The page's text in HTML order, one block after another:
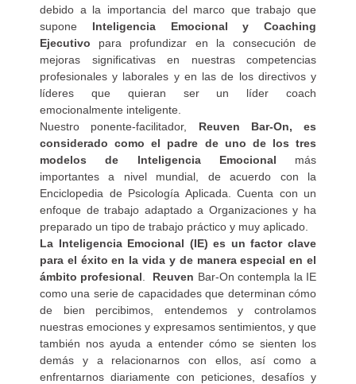
debido a la importancia del marco que trabajo que
supone Inteligencia Emocional y Coaching
Ejecutivo para profundizar en la consecución de
mejoras significativas en nuestras competencias
profesionales y laborales y en las de los directivos y
líderes que quieran ser un líder coach
emocionalmente inteligente.
Nuestro ponente-facilitador, Reuven Bar-On, es
considerado como el padre de uno de los tres
modelos de Inteligencia Emocional más
importantes a nivel mundial, de acuerdo con la
Enciclopedia de Psicología Aplicada. Cuenta con un
enfoque de trabajo adaptado a Organizaciones y ha
preparado un tipo de trabajo práctico y muy aplicado.
La Inteligencia Emocional (IE) es un factor clave
para el éxito en la vida y de manera especial en el
ámbito profesional
Reuven Bar-On contempla la IE
como una serie de capacidades que determinan cómo
de bien percibimos, entendemos y controlamos
nuestras emociones y expresamos sentimientos, y que
también nos ayuda a entender cómo se sienten los
demás y a relacionarnos con ellos, así como a
enfrentarnos diariamente con peticiones, desafíos y